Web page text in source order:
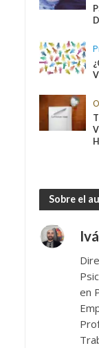
Sobre el
en